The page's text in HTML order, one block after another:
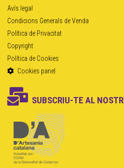
Avís legal
Condicions Generals de Venda
Política de Privacitat
Copyright
Política de Cookies
Cookies panel
SUBSCRIU-TE AL